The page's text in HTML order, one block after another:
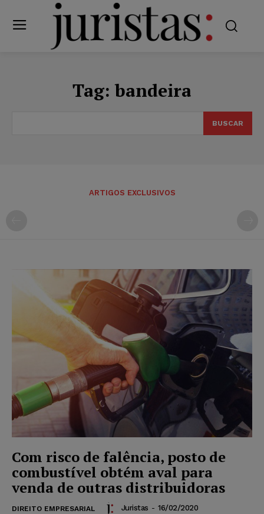
Tag:bandeira
BUSCAR
ARTIGOS EXCLUSIVOS
Com risco de falência, posto de
combustível obtém aval para
venda de outras distribuidoras
DIREITO EMPRESARIAL Juristas - 16/02/2020